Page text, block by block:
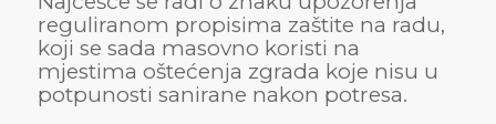
reguliranom propisima zaštite na radu,
koji se sada masovno koristi na
mjestima oštećenja zgrada koje nisu u
potpunosti sanirane nakon potresa.